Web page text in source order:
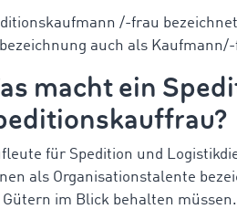
/-frau
auch als
macht ein
für Spedition und
als Organisationstalente
Gütern im Blick behalten